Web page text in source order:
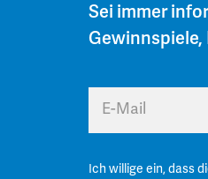
Sei immer
E-Mail
Ich willige ein, dass